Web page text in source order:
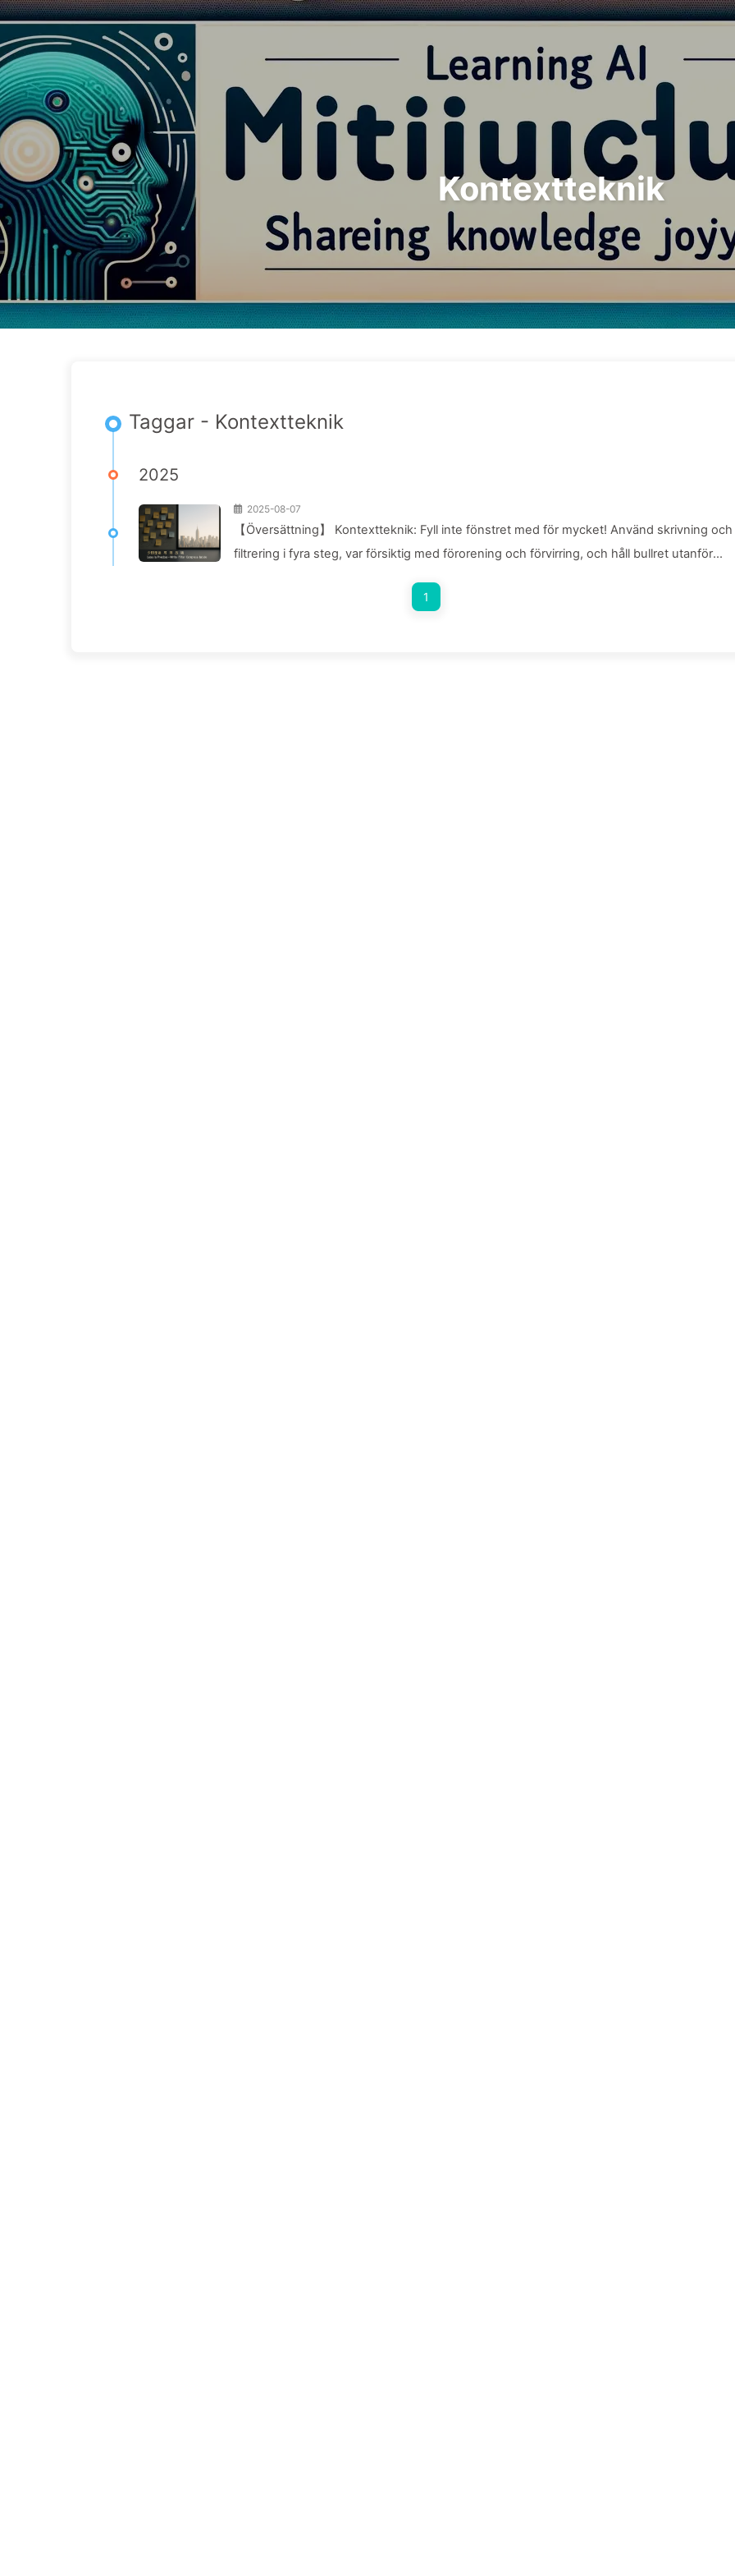
Vägen till AI-transformation Sök Hem Arkiv
Kontextteknik
Taggar - Kontextteknik
2025
2025-08-07
【Översättning】 Kontextteknik: Fyll inte fönstret med för mycket! Använd skrivning och
filtrering i fyra steg, var försiktig med förorening och förvirring, och håll bullret utanför
1